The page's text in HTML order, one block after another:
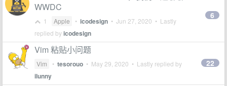
WWDC
1 Apple • icodesign • Jun 27, 2020 • Lastly
replied byicodesign
6
Vim 粘贴小问题
Vim • tesorouo • May 29, 2020 • Lastly replied by
ilunny
22